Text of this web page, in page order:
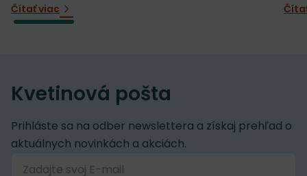
Čítať viac
Kvetinová pošta
Prihláste sa na odber newslettera a získaj prehľad o
aktuálnych novinkách a akciách.